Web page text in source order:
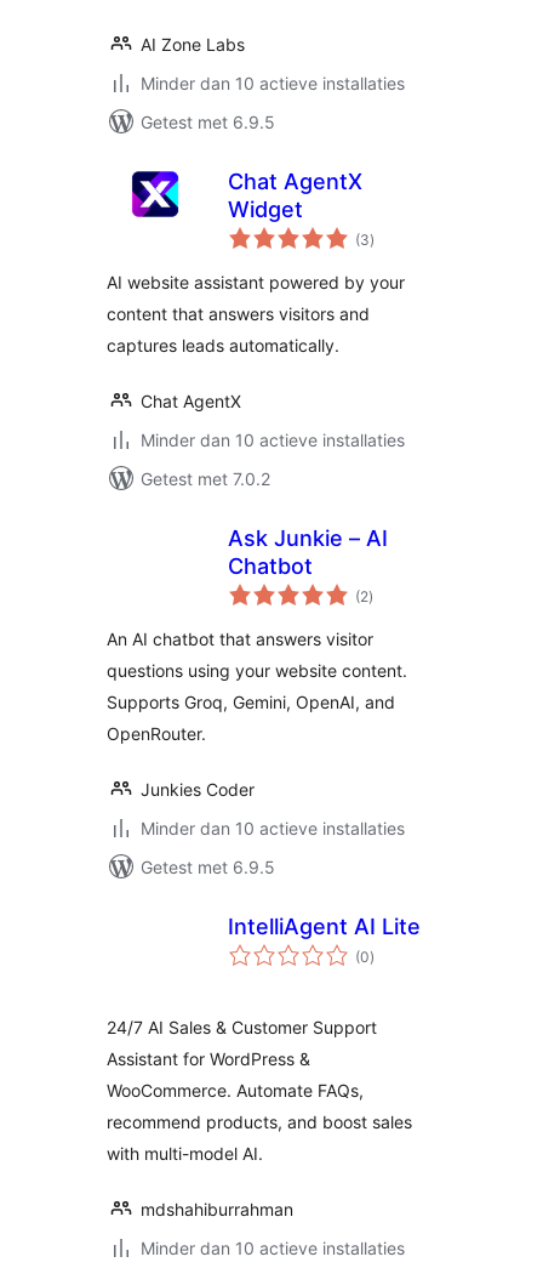
AI Zone Labs
Minder dan 10 actieve installaties
Getest met 6.9.5
Chat AgentX
Widget
(3totaal
waarderingen
)
AI website assistant powered by your
content that answers visitors and
captures leads automatically.
Chat AgentX
Minder dan 10 actieve installaties
Getest met 7.0.2
Ask Junkie – AI
Chatbot
(2totaal
waarderingen
)
An AI chatbot that answers visitor
questions using your website content.
Supports Groq, Gemini, OpenAI, and
OpenRouter.
Junkies Coder
Minder dan 10 actieve installaties
Getest met 6.9.5
IntelliAgent AI Lite
(0totaal
waarderingen
)
24/7 AI Sales & Customer Support
Assistant for WordPress &
WooCommerce. Automate FAQs,
recommend products, and boost sales
with multi-model AI.
mdshahiburrahman
Minder dan 10 actieve installaties